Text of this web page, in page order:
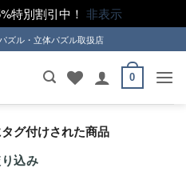
特別割引中！ 非表示
ズル・立体パズル取扱店
0
グ付けされた商品
込み